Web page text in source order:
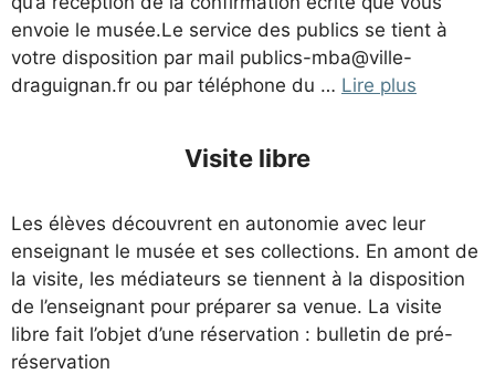
envoie le musée.Le service des publics se tient à
votre disposition par mail publics-mba@ville-
draguignan.fr ou par téléphone du … Lire plus
Visite libre
Les élèves découvrent en autonomie avec leur
enseignant le musée et ses collections. En amont de
la visite, les médiateurs se tiennent à la disposition
de l’enseignant pour préparer sa venue. La visite
libre fait l’objet d’une réservation : bulletin de pré-
réservation